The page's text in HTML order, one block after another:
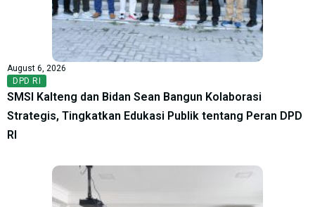
August 6, 2026
DPD RI
SMSI Kalteng dan Bidan Sean Bangun Kolaborasi
Strategis, Tingkatkan Edukasi Publik tentang Peran DPD
RI